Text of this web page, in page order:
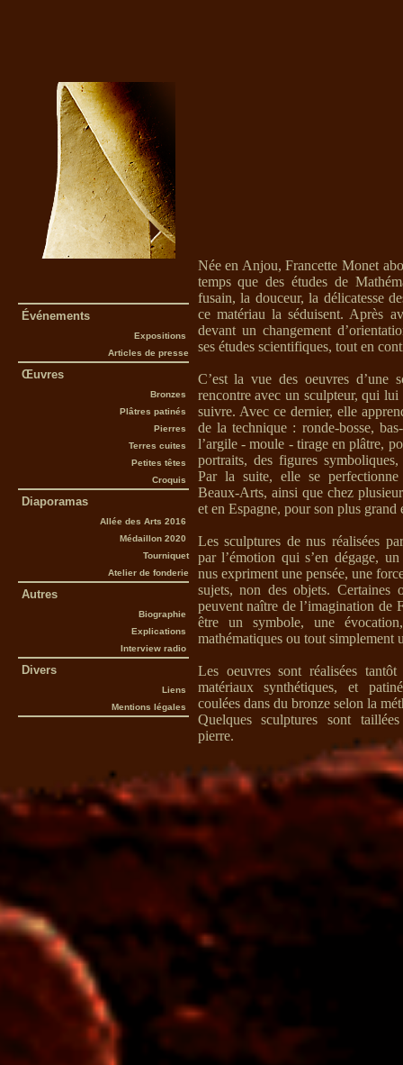
Événements
Expositions
Articles de presse
Œuvres
Bronzes
Plâtres patinés
Pierres
Terres cuites
Petites têtes
Croquis
Diaporamas
Allée des Arts 2016
Médaillon 2020
Tourniquet
Atelier de fonderie
Autres
Biographie
Explications
Interview radio
Divers
Liens
Mentions légales
Née en Anjou, Francette Monet
temps que des études de
fusain, la douceur, la délicatesse
ce matériau la séduisent. Après
devant un changement
ses études scientifiques, tout en
C’est la vue des oeuvres d’une
rencontre avec un sculpteur, qui
suivre. Avec ce dernier, elle
de la technique : ronde-bosse,
l’argile - moule - tirage en plâtre,
portraits, des figures
Par la suite, elle se
Beaux-Arts, ainsi que chez
et en Espagne, pour son plus grand
Les sculptures de nus réalisées
par l’émotion qui s’en dégage,
nus expriment une pensée, une
sujets, non des objets. Certaines
peuvent naître de l’imagination de
être un symbole, une
mathématiques ou tout simplement
Les oeuvres sont réalisées
matériaux synthétiques, et
coulées dans du bronze selon la
Quelques sculptures sont
pierre.